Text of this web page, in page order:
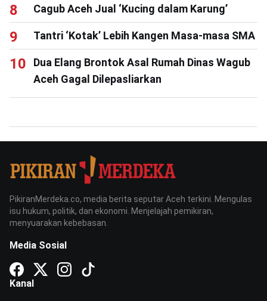
Cagub Aceh Jual ‘Kucing dalam Karung’
Tantri ‘Kotak’ Lebih Kangen Masa-masa SMA
Dua Elang Brontok Asal Rumah Dinas Wagub
Aceh Gagal Dilepasliarkan
PikiranMerdeka.co, media berita seputar Aceh terkini. Mengulas
isu hukum, politik, dan ekonomi. Menjelajah pemikiran,
menyuarakan kebebasan.
Media Sosial
Kanal